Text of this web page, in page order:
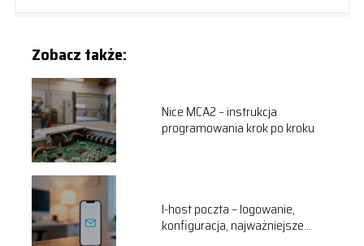
Zobacz także:
Nice MCA2 – instrukcja
programowania krok po kroku
I-host poczta – logowanie,
konfiguracja, najważniejsze